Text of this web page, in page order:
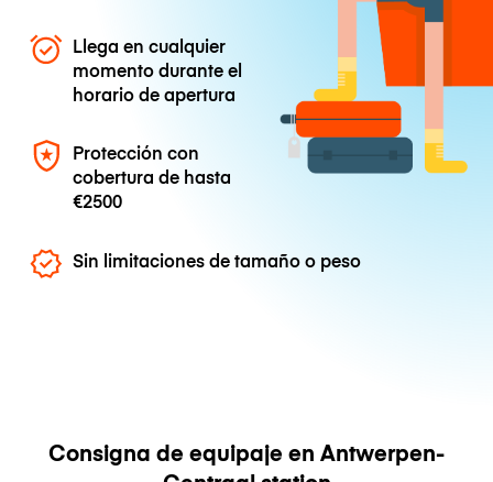
Llega en cualquier
momento durante el
horario de apertura
Protección con
cobertura de hasta
€2500
Sin limitaciones de tamaño o peso
Consigna de equipaje en Antwerpen-